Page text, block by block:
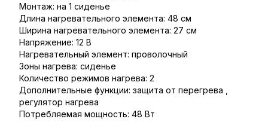
Монтаж: на 1 сиденье
Длина нагревательного элемента: 48 см
Ширина нагревательного элемента: 27 см
Напряжение: 12 В
Нагревательный элемент: проволочный
Зоны нагрева: сиденье
Количество режимов нагрева: 2
Дополнительные функции: защита от перегрева ,
регулятор нагрева
Потребляемая мощность: 48 Вт